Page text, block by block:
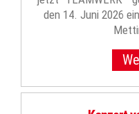
den 14. Juni 2026